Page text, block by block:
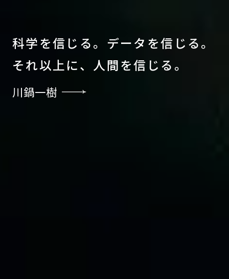
科学を信 じ る。 データ を信 じ る。
それ以上に、 人間を信 じ る 。
川鍋一樹